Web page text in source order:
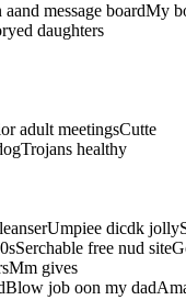
message
daughters
adult meetingsCutte
healthy
dicdk
free nud
gives
job oon my